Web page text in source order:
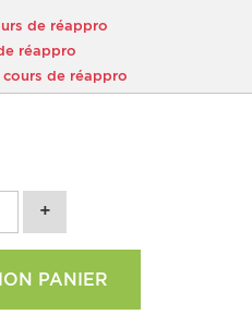
de réappro
réappro
cours de réappro
PANIER